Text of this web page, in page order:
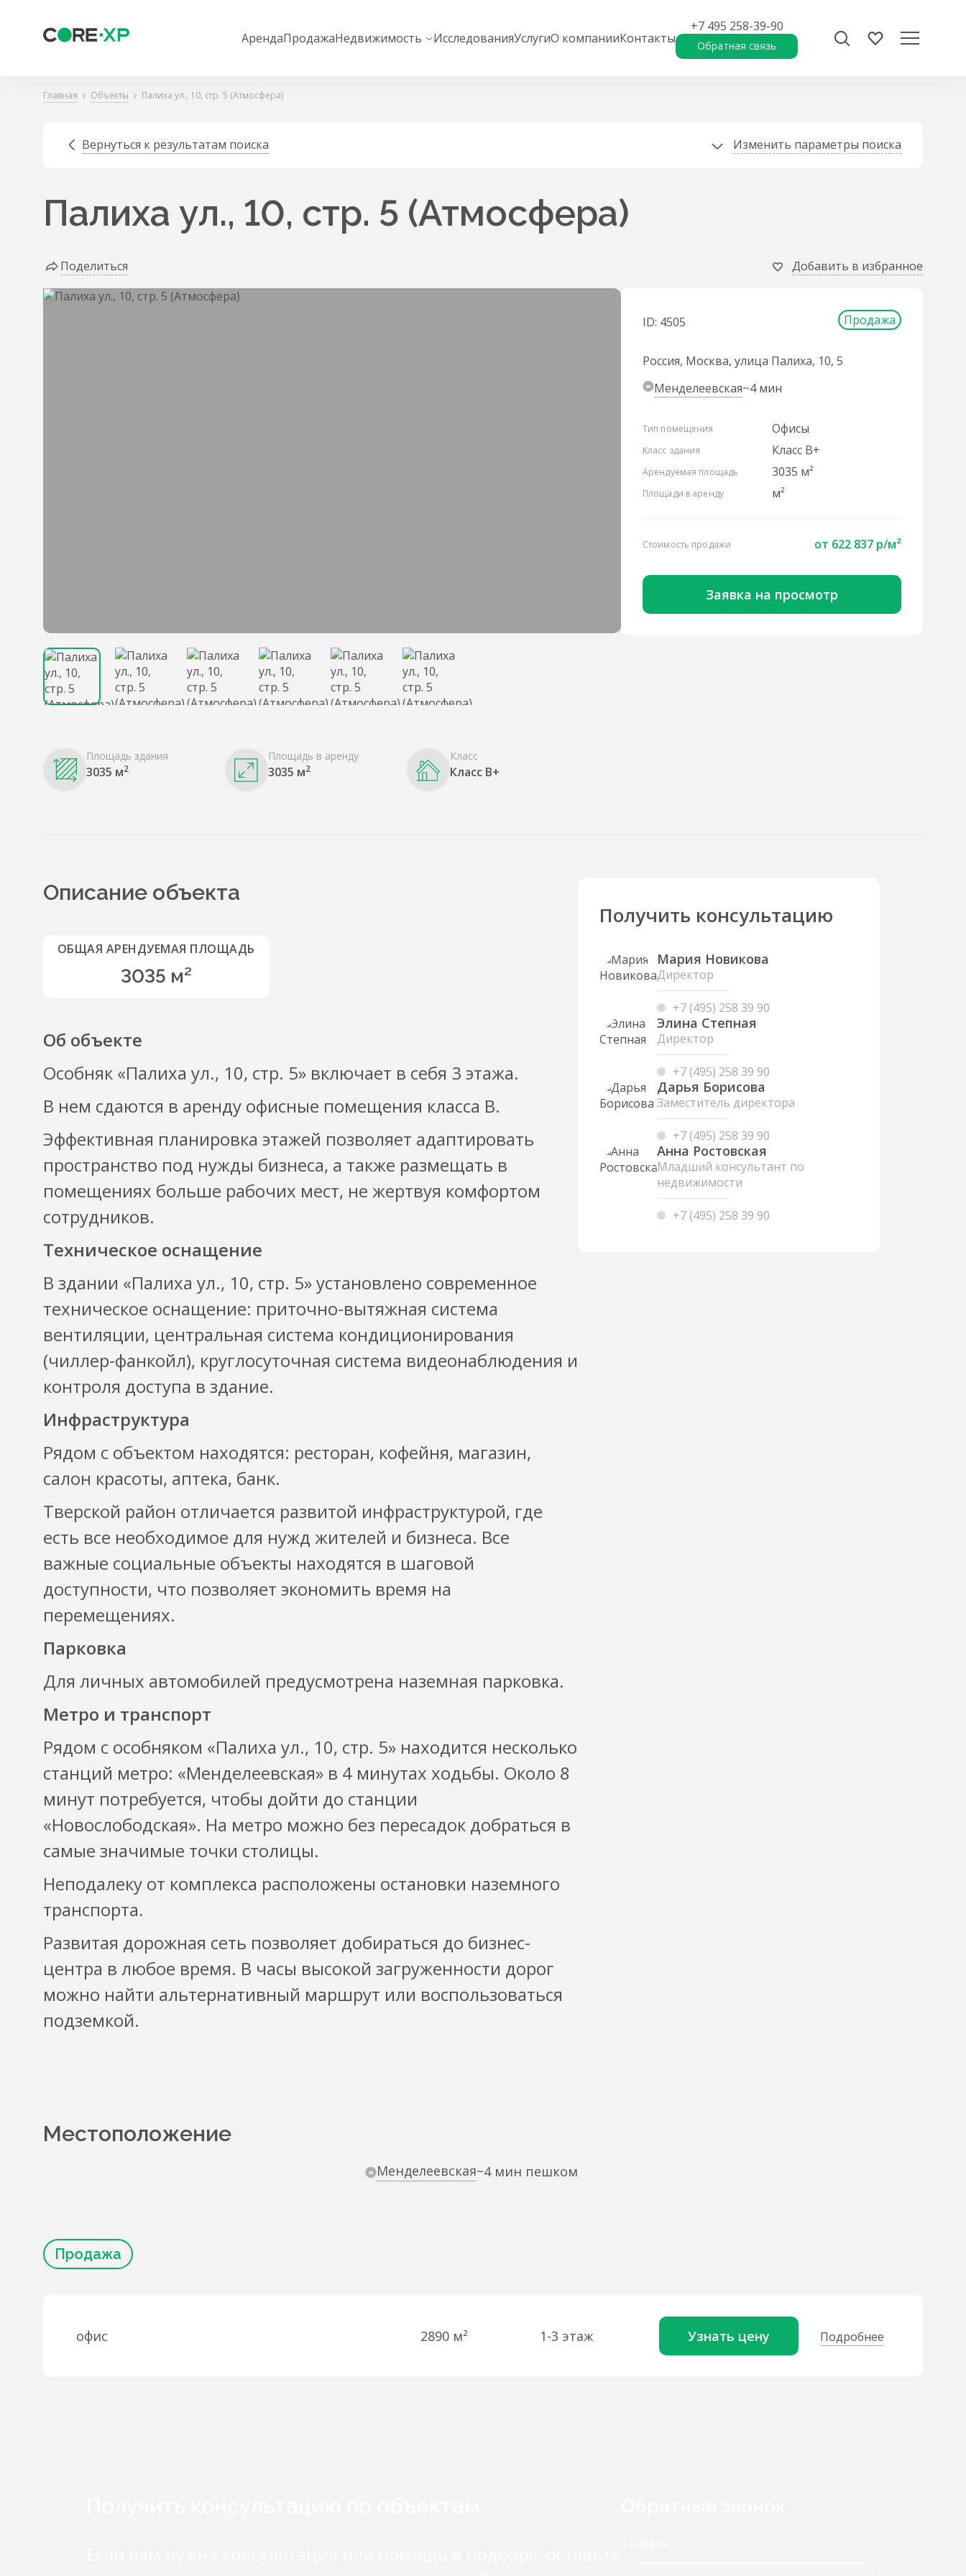
АрендаПродажаНедвижимость ИсследованияУслугиО компанииКонтакты
+7 495 258-39-90
Обратная связь
Главная Объекты Палиха ул., 10, стр. 5 (Атмосфера)
Вернуться к результатам поиска Изменить параметры поиска
Палиха ул., 10, стр. 5 (Атмосфера)
Поделиться Добавить в избранное
ID: 4505 Продажа
Россия, Москва, улица Палиха, 10, 5
Менделеевская~4 мин
Тип помещения Офисы
Класс здания Класс B+
Арендуемая площадь 3035 м²
Площади в аренду м²
Стоимость продажи от 622 837 р/м²
Заявка на просмотр
Площадь здания
3035 м2
Площадь в аренду
3035 м2
Класс
Класс B+
Описание объекта
ОБЩАЯ АРЕНДУЕМАЯ ПЛОЩАДЬ
3035 м²
Об объекте
Особняк «Палиха ул., 10, стр. 5» включает в себя 3 этажа.
В нем сдаются в аренду офисные помещения класса B.
Эффективная планировка этажей позволяет адаптировать
пространство под нужды бизнеса, а также размещать в
помещениях больше рабочих мест, не жертвуя комфортом
сотрудников.
Техническое оснащение
В здании «Палиха ул., 10, стр. 5» установлено современное
техническое оснащение: приточно-вытяжная система
вентиляции, центральная система кондиционирования
(чиллер-фанкойл), круглосуточная система видеонаблюдения и
контроля доступа в здание.
Инфраструктура
Рядом с объектом находятся: ресторан, кофейня, магазин,
салон красоты, аптека, банк.
Тверской район отличается развитой инфраструктурой, где
есть все необходимое для нужд жителей и бизнеса. Все
важные социальные объекты находятся в шаговой
доступности, что позволяет экономить время на
перемещениях.
Парковка
Для личных автомобилей предусмотрена наземная парковка.
Метро и транспорт
Рядом с особняком «Палиха ул., 10, стр. 5» находится несколько
станций метро: «Менделеевская» в 4 минутах ходьбы. Около 8
минут потребуется, чтобы дойти до станции
«Новослободская». На метро можно без пересадок добраться в
самые значимые точки столицы.
Неподалеку от комплекса расположены остановки наземного
транспорта.
Развитая дорожная сеть позволяет добираться до бизнес-
центра в любое время. В часы высокой загруженности дорог
можно найти альтернативный маршрут или воспользоваться
подземкой.
Получить консультацию
Мария Новикова
Директор
+7 (495) 258 39 90
Элина Степная
Директор
+7 (495) 258 39 90
Дарья Борисова
Заместитель директора
+7 (495) 258 39 90
Анна Ростовская
Младший консультант по
недвижимости
+7 (495) 258 39 90
Местоположение
Менделеевская~4 мин пешком
Продажа
офис 2890 м² 1-3 этаж Узнать цену Подробнее